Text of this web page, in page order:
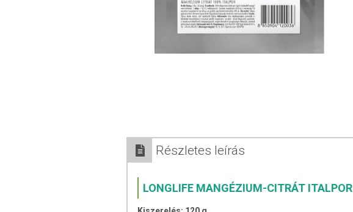
Részletes leírás
LONGLIFE MANGÉZIUM-CITRÁT ITALPOR